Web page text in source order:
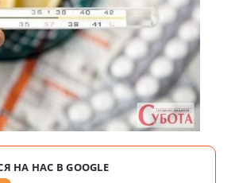
НА НАС В GOOGLE